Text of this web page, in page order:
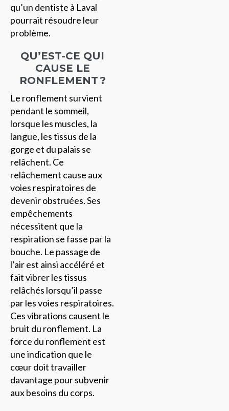
qu’un dentiste à Laval
pourrait résoudre leur
problème.
QU’EST-CE QUI
CAUSE LE
RONFLEMENT ?
Le ronflement survient
pendant le sommeil,
lorsque les muscles, la
langue, les tissus de la
gorge et du palais se
relâchent. Ce
relâchement cause aux
voies respiratoires de
devenir obstruées. Ses
empêchements
nécessitent que la
respiration se fasse par la
bouche. Le passage de
l’air est ainsi accéléré et
fait vibrer les tissus
relâchés lorsqu’il passe
par les voies respiratoires.
Ces vibrations causent le
bruit du ronflement. La
force du ronflement est
une indication que le
cœur doit travailler
davantage pour subvenir
aux besoins du corps.